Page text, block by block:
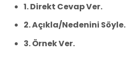
1. Direkt Cevap Ver.
2. Açıkla/Nedenini Söyle.
3. Örnek Ver.